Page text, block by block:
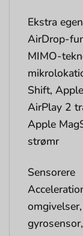
Ekstra
AirDrop-
MIMO-
Shift,
AirPlay 2
Apple
strømr
Sensorere